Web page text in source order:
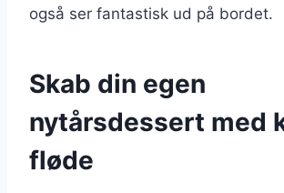
også ser fantastisk ud på bordet.
Skab din egen
nytårsdessert med
fløde